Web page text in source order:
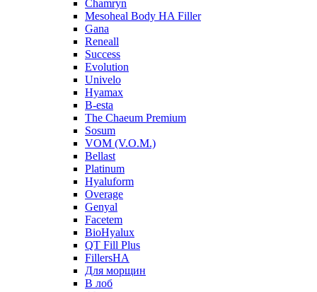
Chamryn
Mesoheal Body HA Filler
Gana
Reneall
Success
Evolution
Univelo
Hyamax
B-esta
The Chaeum Premium
Sosum
VOM (V.O.M.)
Bellast
Platinum
Hyaluform
Overage
Genyal
Facetem
BioHyalux
QT Fill Plus
FillersHA
Для морщин
В лоб